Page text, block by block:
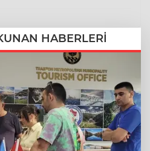
HABERLERİ